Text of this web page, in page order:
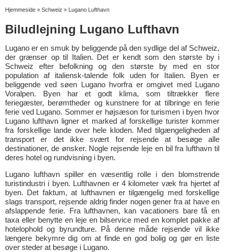
Hjemmeside » Schweiz » Lugano Lufthavn
Biludlejning Lugano Lufthavn
Lugano er en smuk by beliggende på den sydlige del af Schweiz,
der grænser op til Italien. Det er kendt som den største by i
Schweiz efter befolkning og den største by med en stor
population af italiensk-talende folk uden for Italien. Byen er
beliggende ved søen Lugano hvorfra er omgivet med Lugano
Voralpen. Byen har et godt klima, som tiltrækker flere
feriegæster, berømtheder og kunstnere for at tilbringe en ferie
ferie ved Lugano. Sommer er højsæson for turismen i byen hvor
Lugano lufthavn ligner et marked af forskellige turister kommer
fra forskellige lande over hele kloden. Med tilgængeligheden af
transport er det ikke svært for rejsende at besøge alle
destinationer, de ønsker. Nogle rejsende leje en bil fra lufthavn til
deres hotel og rundvisning i byen.
Lugano lufthavn spiller en væsentlig rolle i den blomstrende
turistindustri i byen. Lufthavnen er 4 kilometer væk fra hjertet af
byen. Det faktum, at lufthavnen er tilgængelig med forskellige
slags transport, rejsende aldrig finder nogen gener fra at have en
afslappende ferie. Fra lufthavnen, kan vacationers bare få en
taxa eller benytte en leje en bilservice med en komplet pakke af
hotelophold og byrundture. På denne måde rejsende vil ikke
længere bekymre dig om at finde en god bolig og gør en liste
over steder at besøge i Lugano.